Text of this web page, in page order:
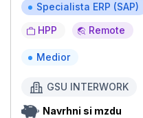
Specialista ERP (SAP)
HPP
Remote
Medior
GSU INTERWORK
Navrhni si mzdu